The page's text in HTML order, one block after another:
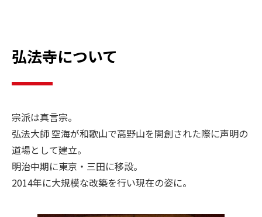
弘法寺について
宗派は真言宗。
弘法大師 空海が和歌山で高野山を開創された際に声明の
道場として建立。
明治中期に東京・三田に移設。
2014年に大規模な改築を行い現在の姿に。